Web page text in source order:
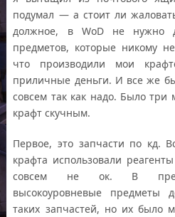
подумал — а стоит ли
должное, в WoD не нужно
предметов, которые никому
что производили мои
приличные деньги. И все же
совсем так как надо. Было три
крафт скучным.
Первое, это запчасти по кд.
крафта использовали
совсем не ок. В
высокоуровневые предметы
таких запчастей, но их было